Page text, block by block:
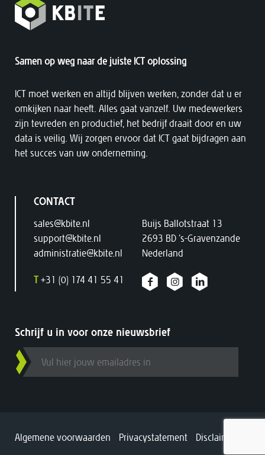
Samen op weg naar de juiste ICT oplossing
ICT moet werken en altijd blijven werken, zonder dat u er
omkijken naar heeft. Alles gaat vanzelf. Uw medewerkers
zijn tevreden en productief, het bedrijf draait door en uw
data is veilig. Wij zorgen ervoor dat ICT gaat bijdragen aan
het succes van uw onderneming.
CONTACT
sales@kbite.nl
support@kbite.nl
administratie@kbite.nl
Buijs Ballotstraat 13
2693 BD ’s-Gravenzande
Nederland
T +31 (0) 174 41 55 41
Schrijf u in voor onze nieuwsbrief
Algemene voorwaarden Privacystatement Disclaimer